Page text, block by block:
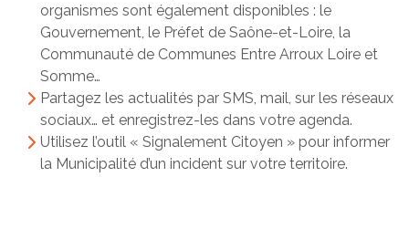
organismes sont également disponibles : le
Gouvernement, le Préfet de Saône-et-Loire, la
Communauté de Communes Entre Arroux Loire et
Somme…
Partagez les actualités par SMS, mail, sur les réseaux
sociaux… et enregistrez-les dans votre agenda.
Utilisez l’outil « Signalement Citoyen » pour informer
la Municipalité d’un incident sur votre territoire.